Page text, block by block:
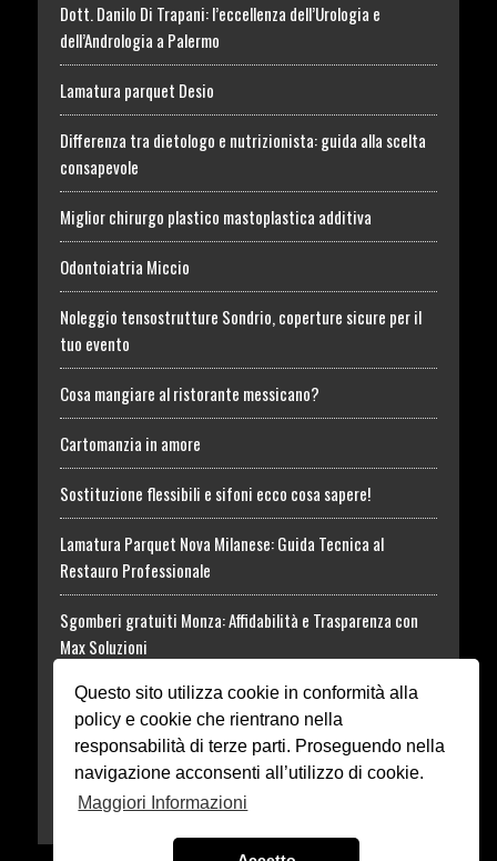
Questo sito utilizza cookie in conformità alla
policy e cookie che rientrano nella
responsabilità di terze parti. Proseguendo nella
navigazione acconsenti all’utilizzo di cookie.
Maggiori Informazioni
Dott. Danilo Di Trapani: l’eccellenza dell’Urologia e
dell’Andrologia a Palermo
Lamatura parquet Desio
Differenza tra dietologo e nutrizionista: guida alla scelta
consapevole
Miglior chirurgo plastico mastoplastica additiva
Odontoiatria Miccio
Noleggio tensostrutture Sondrio, coperture sicure per il
tuo evento
Cosa mangiare al ristorante messicano?
Cartomanzia in amore
Sostituzione flessibili e sifoni ecco cosa sapere!
Lamatura Parquet Nova Milanese: Guida Tecnica al
Restauro Professionale
Sgomberi gratuiti Monza: Affidabilità e Trasparenza con
Max Soluzioni
Tossina Botulinica: informazioni utili al Trattamento
Rhodense Funeral
Dissuasori in acciaio o ferro Monza